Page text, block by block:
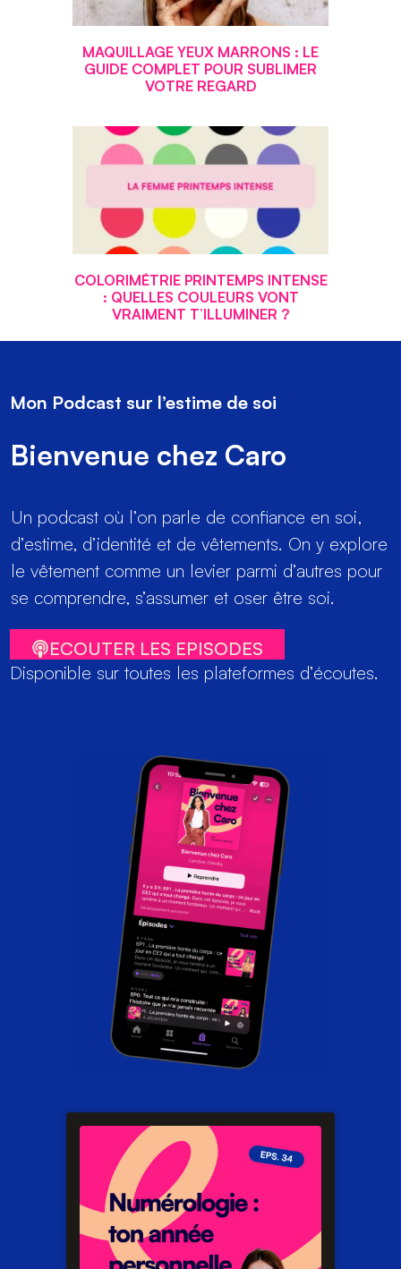
MAQUILLAGE YEUX MARRONS : LE
GUIDE COMPLET POUR SUBLIMER
VOTRE REGARD
COLORIMÉTRIE PRINTEMPS INTENSE
: QUELLES COULEURS VONT
VRAIMENT T’ILLUMINER ?
Mon Podcast sur l’estime de soi
Bienvenue chez Caro
Un podcast où l’on parle de confiance en soi,
d’estime, d’identité et de vêtements. On y explore
le vêtement comme un levier parmi d’autres pour
se comprendre, s’assumer et oser être soi.
ECOUTER LES EPISODES
Disponible sur toutes les plateformes d’écoutes.